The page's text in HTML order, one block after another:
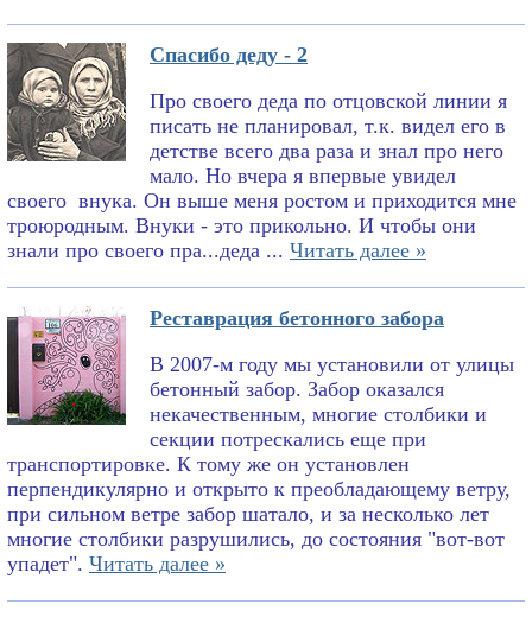
Спасибо деду - 2
Про своего деда по отцовской линии я
писать не планировал, т.к. видел его в
детстве всего два раза и знал про него
мало. Но вчера я впервые увидел
своего внука. Он выше меня ростом и приходится мне
троюродным. Внуки - это прикольно. И чтобы они
знали про своего пра...деда ... Читать далее »
Реставрация бетонного забора
В 2007-м году мы установили от улицы
бетонный забор. Забор оказался
некачественным, многие столбики и
секции потрескались еще при
транспортировке. К тому же он установлен
перпендикулярно и открыто к преобладающему ветру,
при сильном ветре забор шатало, и за несколько лет
многие столбики разрушились, до состояния "вот-вот
упадет". Читать далее »